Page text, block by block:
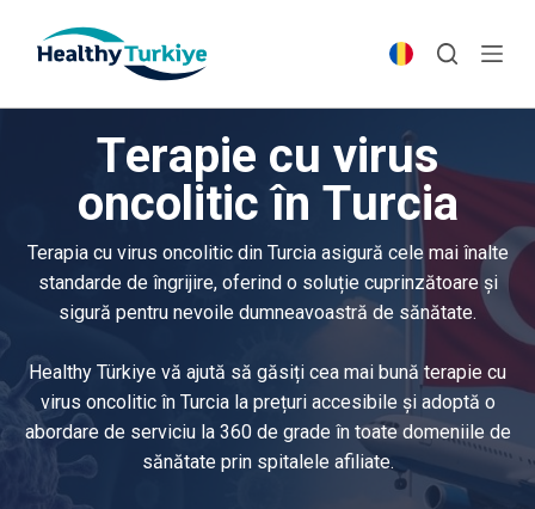
p
n
n
Terapie cu virus
oncolitic în Turcia
Terapia cu virus oncolitic din Turcia asigură cele mai înalte
standarde de îngrijire, oferind o soluție cuprinzătoare și
sigură pentru nevoile dumneavoastră de sănătate.
Healthy Türkiye vă ajută să găsiți cea mai bună terapie cu
virus oncolitic în Turcia la prețuri accesibile și adoptă o
abordare de serviciu la 360 de grade în toate domeniile de
sănătate prin spitalele afiliate.